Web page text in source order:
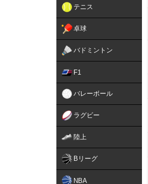
テニス
卓球
バドミントン
F1
バレーボール
ラグビー
陸上
Bリーグ
NBA